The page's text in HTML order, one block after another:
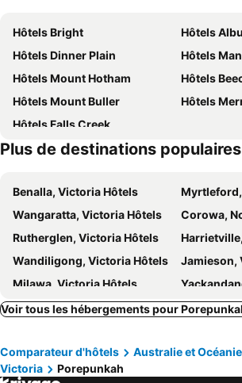
Hôtels Bright
Hôtels
Hôtels Dinner Plain
Hôtels
Hôtels Mount Hotham
Hôtels
Hôtels Mount Buller
Hôtels
Hôtels Falls Creek
Plus de destinations populaires
Benalla, Victoria Hôtels
Wangaratta, Victoria Hôtels
Corowa,
Rutherglen, Victoria Hôtels
Wandiligong, Victoria Hôtels
Jamieson,
Milawa, Victoria Hôtels
Chiltern, Victoria Hôtels
Geelong, Victoria Hôtels
Ballarat,
Bendigo, Victoria Hôtels
Voir tous les hébergements pour
Comparateur d'hôtels Australie et Océanie
Victoria
Porepunkah